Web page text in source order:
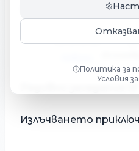
Редовно
КАТЕГОРИЯ
26
Излъчването
Политика за
Условия